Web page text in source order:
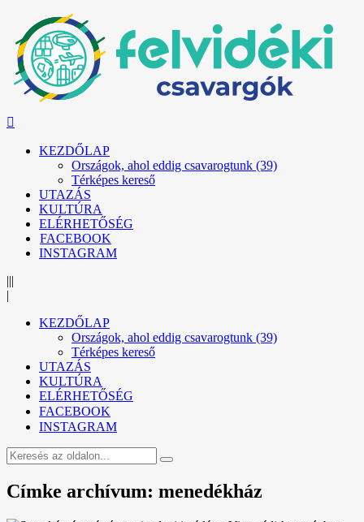
KEZDŐLAP
Országok, ahol eddig csavarogtunk (39)
Térképes kereső
UTAZÁS
KULTÚRA
ELÉRHETŐSÉG
FACEBOOK
INSTAGRAM
|||
|
KEZDŐLAP
Országok, ahol eddig csavarogtunk (39)
Térképes kereső
UTAZÁS
KULTÚRA
ELÉRHETŐSÉG
FACEBOOK
INSTAGRAM
Címke archívum: menedékház